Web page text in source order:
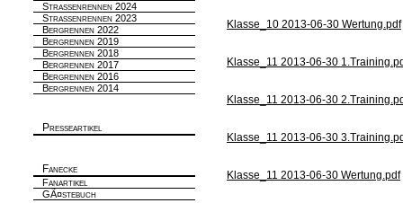
Strassenrennen 2024
Strassenrennen 2023
Bergrennen 2022
Bergrennen 2019
Bergrennen 2018
Bergrennen 2017
Bergrennen 2016
Bergrennen 2014
Presseartikel
Fanecke
Fanartikel
GÃ¤stebuch
Klasse_10 2013-06-30 Wertung.pdf
Klasse_11 2013-06-30
Klasse_11 2013-06-30
Klasse_11 2013-06-30
Klasse_11 2013-06-30 Wertung.pdf